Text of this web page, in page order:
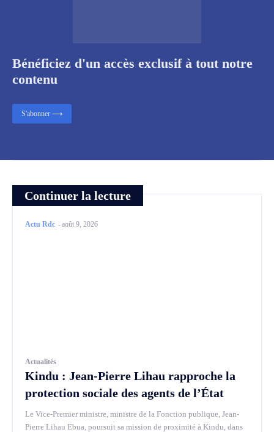
Continuer la lecture
Actu Rdc -août 9, 2026
Actualités
Kindu : Jean-Pierre Lihau rapproche la
protection sociale des agents de l’État
Le Vice-Premier ministre, ministre de la Fonction publique, Jean-
Pierre Lihau Ebua, poursuit sa mission de proximité à Kindu, dans
Bénéficiez d'un accès exclusif à tout notre
contenu
S'abonner ⟶